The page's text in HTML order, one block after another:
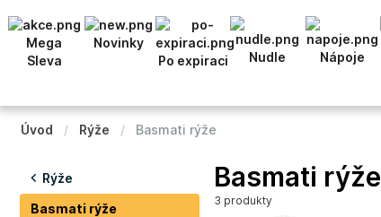
Rýže
Basmati rýže
Basmati rýže
3 produkty
Úvod Rýže Basmati rýže
Mega
Sleva
Novinky
Po expiraci
Nudle Nápoje